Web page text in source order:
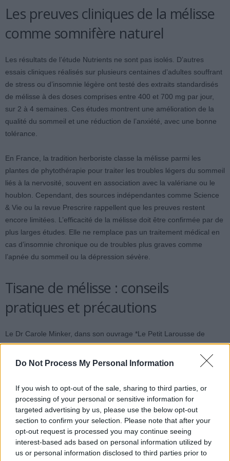
Do Not Process My Personal Information
If you wish to opt-out of the sale, sharing to third parties, or
processing of your personal or sensitive information for
targeted advertising by us, please use the below opt-out
section to confirm your selection. Please note that after your
opt-out request is processed you may continue seeing
interest-based ads based on personal information utilized by
us or personal information disclosed to third parties prior to
Les preuves cliniques de la mélisse
comme somnifère naturel
Les résultats de l’étude Nutrients ne sont pas isolés. D’autres
essais cliniques réalisés sur plusieurs centaines d’adultes souffrant
de stress ou d’insomnie légère ont testé des extraits standardisés
de mélisse à des doses comprises entre 400 et 700 mg par jour,
sur 2 à 4 semaines. Ces études montrent une amélioration de la
qualité du sommeil et une réduction de l’anxiété, avec une bonne
tolérance.
En France, la tradition herboriste classe la mélisse parmi les
plantes de phytothérapie pour traiter les troubles légers du sommeil
liés à la nervosité, souvent en association avec la valériane ou le
houblon. Cependant, des sources indépendantes comme Science
& Vie ou la revue Prescrire rappellent que les preuves restent
encore limitées. L’efficacité de la mélisse doit être confirmée par de
plus larges études. Elle ne remplace pas un traitement médical en
cas d’insomnie chronique ou de troubles plus graves comme
l’apnée du sommeil ou la dépression sévère.
Tisane de mélisse : conseils
pratiques et précautions
Le Dr Carole Minker, dans son ouvrage *Le Petit Larousse de
l’herboristerie*, recommande unetisane de mélisse. Elle conseille
d’utiliser une à deux cuillères à café de feuilles de la plante par
Pour les extraits sous forme de gélules ou de teintures, les doses
varient selon les produits. Il est préférable de consulter un médecin
ou un pharmacien, surtout en cas d’hypothyroïdie ou de traitement
de la thyroïde. Certaines personnes peuvent ressentir des maux de
tête, des vertiges ou des douleurs d’estomac. Il est donc conseillé